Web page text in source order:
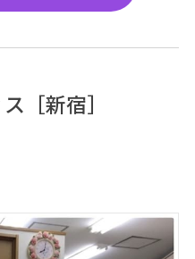
［新宿］